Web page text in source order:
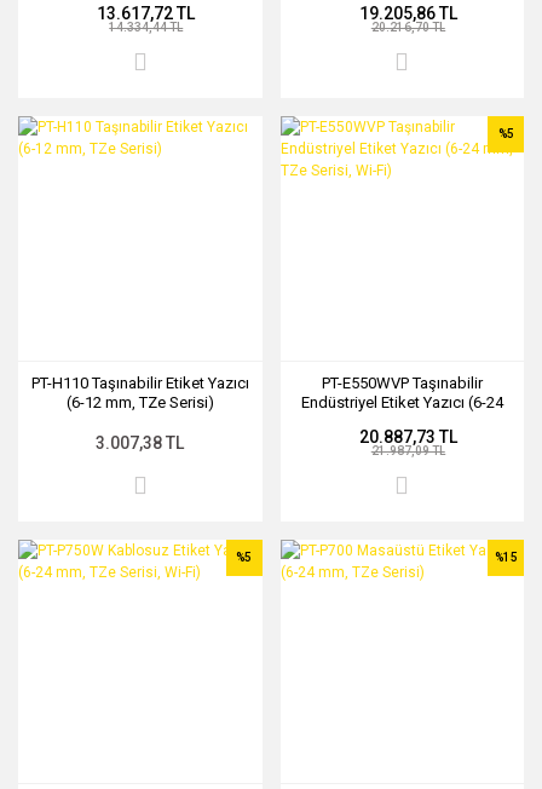
13.617,72 TL
14.334,44 TL
19.205,86 TL
20.216,70 TL
PT-H110 Taşınabilir Etiket Yazıcı
(6-12 mm, TZe Serisi)
3.007,38 TL
PT-E550WVP Taşınabilir
Endüstriyel Etiket Yazıcı (6-24
%5
20.887,73 TL
21.987,09 TL
%5 %15